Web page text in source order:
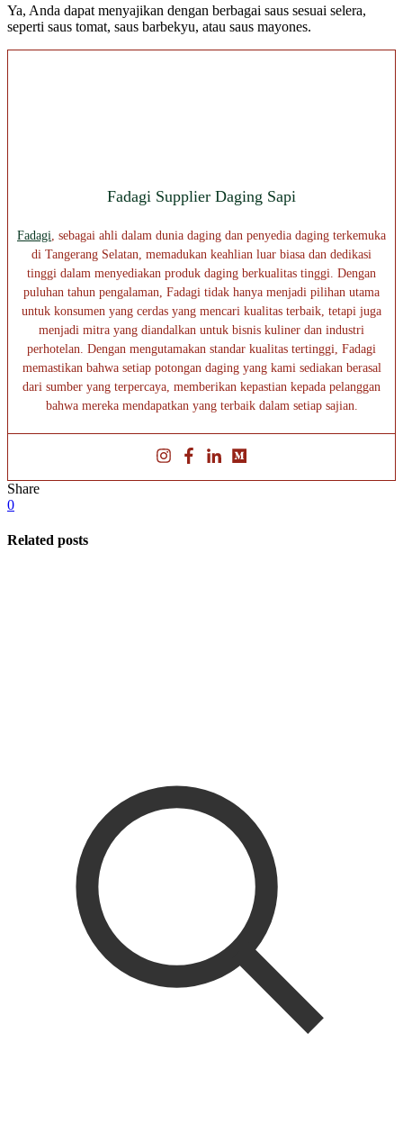
Ya, Anda dapat menyajikan dengan berbagai saus sesuai selera,
seperti saus tomat, saus barbekyu, atau saus mayones.
Fadagi Supplier Daging Sapi
Fadagi, sebagai ahli dalam dunia daging dan penyedia daging terkemuka
di Tangerang Selatan, memadukan keahlian luar biasa dan dedikasi
tinggi dalam menyediakan produk daging berkualitas tinggi. Dengan
puluhan tahun pengalaman, Fadagi tidak hanya menjadi pilihan utama
untuk konsumen yang cerdas yang mencari kualitas terbaik, tetapi juga
menjadi mitra yang diandalkan untuk bisnis kuliner dan industri
perhotelan. Dengan mengutamakan standar kualitas tertinggi, Fadagi
memastikan bahwa setiap potongan daging yang kami sediakan berasal
dari sumber yang terpercaya, memberikan kepastian kepada pelanggan
bahwa mereka mendapatkan yang terbaik dalam setiap sajian.
Share
0
Related posts